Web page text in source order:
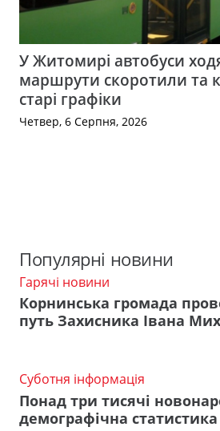
У Житомирі автобуси
маршрути скоротили та
старі графіки
Четвер, 6 Серпня, 2026
Популярні новини
Гарячі новини
Корнинська громада
путь Захисника Івана
Суботня інформація
Понад три тисячі
демографічна